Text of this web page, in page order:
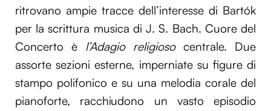
ritrovano ampie tracce dell’interesse di Bartók
per la scrittura musica di J. S. Bach. Cuore del
Concerto è l’Adagio religiosocentrale. Due
assorte sezioni esterne, imperniate su figure di
stampo polifonico e su una melodia corale del
pianoforte, racchiudono un vasto episodio